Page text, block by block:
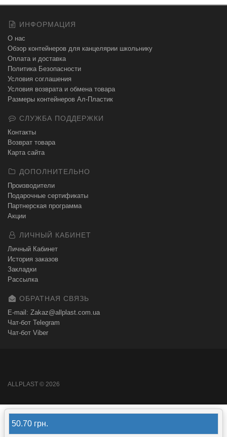
50.70 грн.
ИНФОРМАЦИЯ
О нас
Обзор контейнеров для канцелярии школьнику
Оплата и доставка
Политика Безопасности
Условия соглашения
Условия возврата и обмена товара
Размеры контейнеров Ал-Пластик
СЛУЖБА ПОДДЕРЖКИ
Контакты
Возврат товара
Карта сайта
ДОПОЛНИТЕЛЬНО
Производители
Подарочные сертификаты
Партнерская программа
Акции
ЛИЧНЫЙ КАБИНЕТ
Личный Кабинет
История заказов
Закладки
Рассылка
ОБРАТНАЯ СВЯЗЬ
E-mail: Zakaz@allplast.com.ua
Чат-бот Telegram
Чат-бот Viber
ALLPLAST © 2026